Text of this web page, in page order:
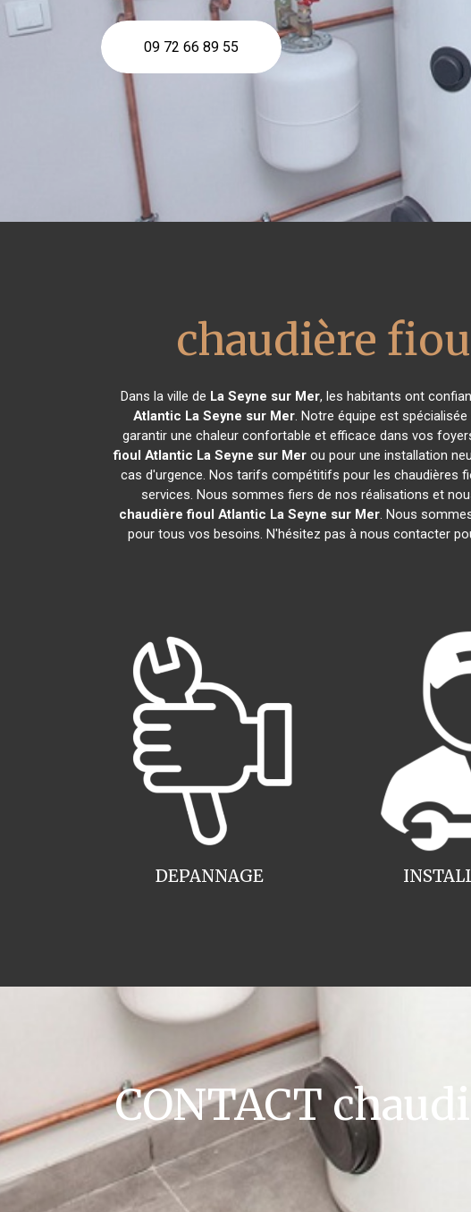
09 72 66 89 55
chaudière
Dans la ville de La Seyne sur Mer, les habitants ont
Atlantic La Seyne sur Mer. Notre équipe est
garantir une chaleur confortable et efficace dans vos
fioul Atlantic La Seyne sur Merou pour une installation
cas d'urgence. Nos tarifs compétitifs pour les chaudières
services. Nous sommes fiers de nos réalisations et
chaudière fioul Atlantic La Seyne sur Mer. Nous
pour tous vos besoins. N'hésitez pas à nous contacter
DEPANNAGE
CONTACT